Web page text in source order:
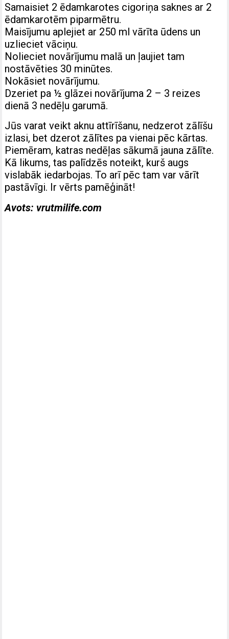
Samaisiet 2 ēdamkarotes cigoriņa saknes ar 2
ēdamkarotēm piparmētru.
Maisījumu aplejiet ar 250 ml vārīta ūdens un
uzlieciet vāciņu.
Nolieciet novārījumu malā un ļaujiet tam
nostāvēties 30 minūtes.
Nokāsiet novārījumu.
Dzeriet pa ½ glāzei novārījuma 2 – 3 reizes
dienā 3 nedēļu garumā.
Jūs varat veikt aknu attīrīšanu, nedzerot zālīšu
izlasi, bet dzerot zālītes pa vienai pēc kārtas.
Piemēram, katras nedēļas sākumā jauna zālīte.
Kā likums, tas palīdzēs noteikt, kurš augs
vislabāk iedarbojas. To arī pēc tam var vārīt
pastāvīgi. Ir vērts pamēģināt!
Avots: vrutmilife.com